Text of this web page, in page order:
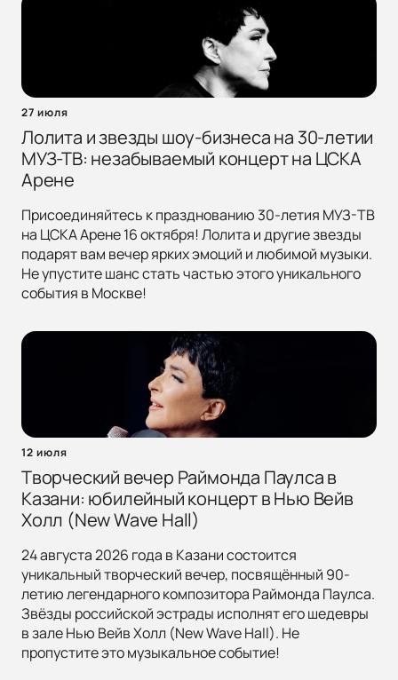
27 июля
Лолита и звезды шоу-бизнеса на 30-летии
МУЗ-ТВ: незабываемый концерт на ЦСКА
Арене
Присоединяйтесь к празднованию 30-летия МУЗ-ТВ
на ЦСКА Арене 16 октября! Лолита и другие звезды
подарят вам вечер ярких эмоций и любимой музыки.
Не упустите шанс стать частью этого уникального
события в Москве!
12 июля
Творческий вечер Раймонда Паулса в
Казани: юбилейный концерт в Нью Вейв
Холл (New Wave Hall)
24 августа 2026 года в Казани состоится
уникальный творческий вечер, посвящённый 90-
летию легендарного композитора Раймонда Паулса.
Звёзды российской эстрады исполнят его шедевры
в зале Нью Вейв Холл (New Wave Hall). Не
пропустите это музыкальное событие!